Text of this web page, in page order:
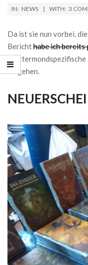
2019-
12
IN: NEWS WITH: 3
Da ist sie nun vorbei,
Berichthabe ich bereits
splittermondspezifische
eingehen.